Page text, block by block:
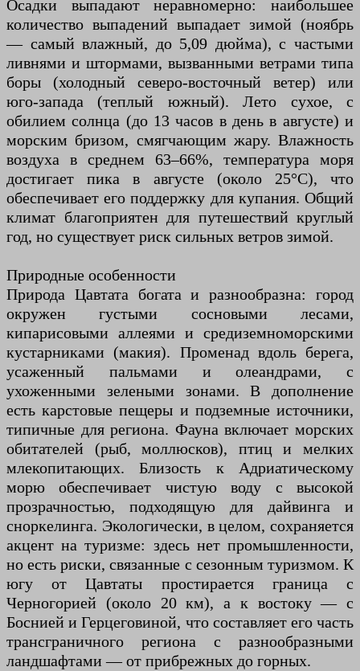
Осадки выпадают неравномерно: наибольшее
количество выпадений выпадает зимой (ноябрь
— самый влажный, до 5,09 дюйма), с частыми
ливнями и штормами, вызванными ветрами типа
боры (холодный северо-восточный ветер) или
юго-запада (теплый южный). Лето сухое, с
обилием солнца (до 13 часов в день в августе) и
морским бризом, смягчающим жару. Влажность
воздуха в среднем 63–66%, температура моря
достигает пика в августе (около 25°C), что
обеспечивает его поддержку для купания. Общий
климат благоприятен для путешествий круглый
год, но существует риск сильных ветров зимой.
Природные особенности
Природа Цавтата богата и разнообразна: город
окружен густыми сосновыми лесами,
кипарисовыми аллеями и средиземноморскими
кустарниками (макия). Променад вдоль берега,
усаженный пальмами и олеандрами, с
ухоженными зелеными зонами. В дополнение
есть карстовые пещеры и подземные источники,
типичные для региона. Фауна включает морских
обитателей (рыб, моллюсков), птиц и мелких
млекопитающих. Близость к Адриатическому
морю обеспечивает чистую воду с высокой
прозрачностью, подходящую для дайвинга и
сноркелинга. Экологически, в целом, сохраняется
акцент на туризме: здесь нет промышленности,
но есть риски, связанные с сезонным туризмом. К
югу от Цавтаты простирается граница с
Черногорией (около 20 км), а к востоку — с
Боснией и Герцеговиной, что составляет его часть
трансграничного региона с разнообразными
ландшафтами — от прибрежных до горных.